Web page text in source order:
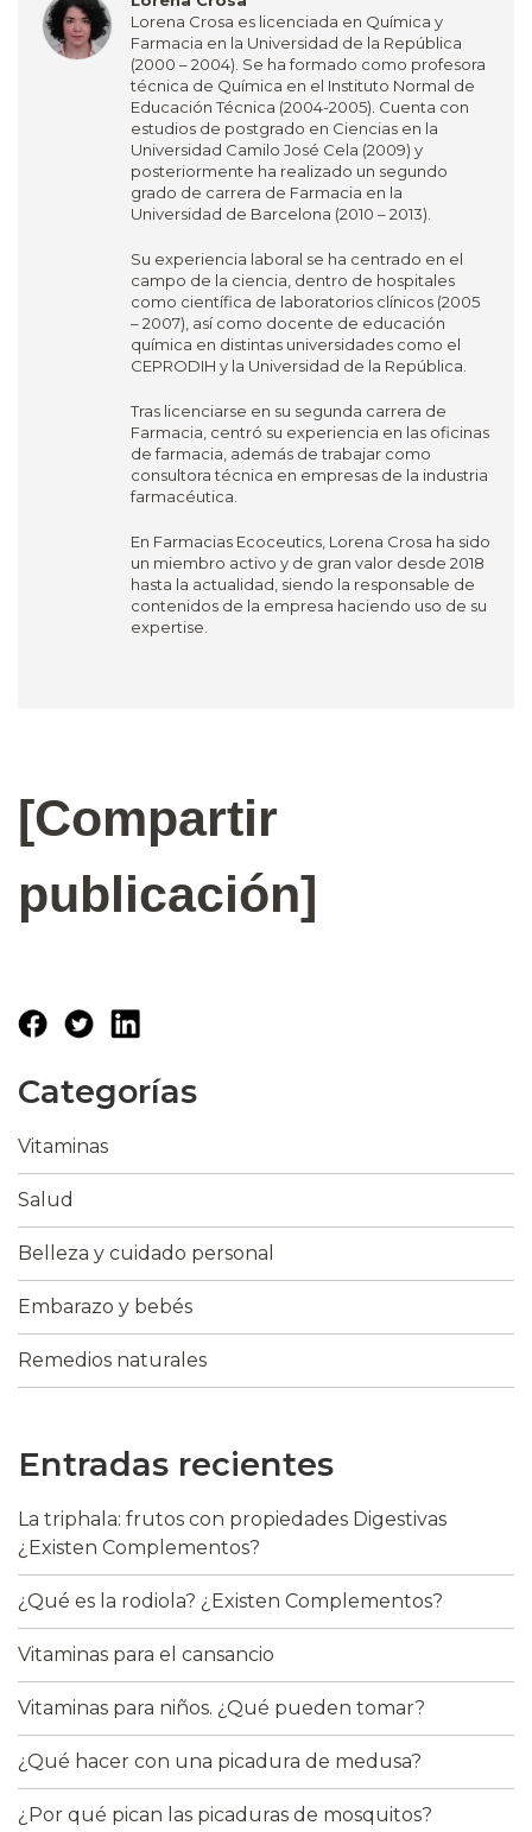
Lorena Crosa es licenciada en Química y
Farmacia en la Universidad de la República
(2000 – 2004). Se ha formado como profesora
técnica de Química en el Instituto Normal de
Educación Técnica (2004-2005). Cuenta con
estudios de postgrado en Ciencias en la
Universidad Camilo José Cela (2009) y
posteriormente ha realizado un segundo
grado de carrera de Farmacia en la
Universidad de Barcelona (2010 – 2013).
Su experiencia laboral se ha centrado en el
campo de la ciencia, dentro de hospitales
como científica de laboratorios clínicos (2005
– 2007), así como docente de educación
química en distintas universidades como el
CEPRODIH y la Universidad de la República.
Tras licenciarse en su segunda carrera de
Farmacia, centró su experiencia en las oficinas
de farmacia, además de trabajar como
consultora técnica en empresas de la industria
farmacéutica.
En Farmacias Ecoceutics, Lorena Crosa ha sido
un miembro activo y de gran valor desde 2018
hasta la actualidad, siendo la responsable de
contenidos de la empresa haciendo uso de su
expertise.
[Compartir
publicación]
Categorías
Vitaminas
Salud
Belleza y cuidado personal
Embarazo y bebés
Remedios naturales
Entradas recientes
La triphala: frutos con propiedades Digestivas
¿Existen Complementos?
¿Qué es la rodiola? ¿Existen Complementos?
Vitaminas para el cansancio
Vitaminas para niños. ¿Qué pueden tomar?
¿Qué hacer con una picadura de medusa?
¿Por qué pican las picaduras de mosquitos?